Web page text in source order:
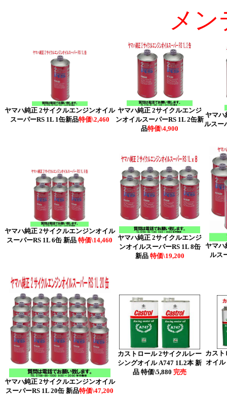
メ
ヤマハ純正 2サイクルエンジンオイル
スーパーRS 1L 1缶新品特価\2,460
ヤマハ純正 2サイクルエンジ
ンオイルスーパーRS 1L 2缶新
品特価\4,900
ヤマハ
ルスー
ヤマハ純正 2サイクルエンジンオイル
スーパーRS 1L 6缶 新品 特価\14,460
ヤマハ純正 2サイクルエンジ
ンオイルスーパーRS 1L 8缶
新品 特価\19,200
ヤマハ
ルス
ヤマハ純正 2サイクルエンジンオイル
スーパーRS 1L 20缶 新品特価\47,200
カストロール 2サイクルレー
シングオイル A747 1L2本 新
品 特価\5,880 完売
カスト
オイル